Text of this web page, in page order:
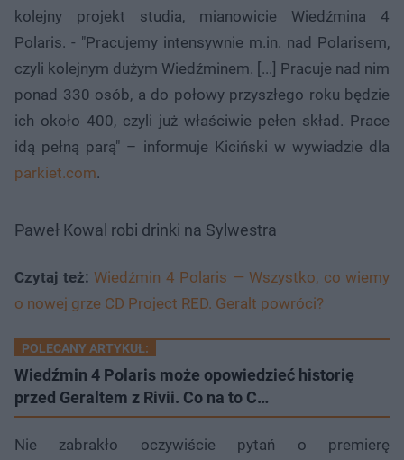
kolejny projekt studia, mianowicie Wiedźmina 4
Polaris. - "Pracujemy intensywnie m.in. nad Polarisem,
czyli kolejnym dużym Wiedźminem. [...] Pracuje nad nim
ponad 330 osób, a do połowy przyszłego roku będzie
ich około 400, czyli już właściwie pełen skład. Prace
idą pełną parą" – informuje Kiciński w wywiadzie dla
parkiet.com.
Paweł Kowal robi drinki na Sylwestra
Czytaj też: Wiedźmin 4 Polaris — Wszystko, co wiemy
o nowej grze CD Project RED. Geralt powróci?
POLECANY ARTYKUŁ:
Wiedźmin 4 Polaris może opowiedzieć historię
przed Geraltem z Rivii. Co na to C…
Nie zabrakło oczywiście pytań o premierę